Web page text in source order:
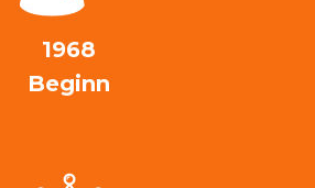
1968
Beginn